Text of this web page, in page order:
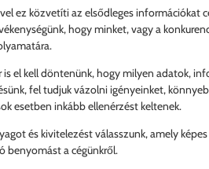
ez közvetíti az elsődleges
hogy minket, vagy a
el kell döntenünk, hogy milyen adatok,
fel tudjuk vázolni igényeinket,
esetben inkább ellenérzést keltenek.
és kivitelezést válasszunk, amely
benyomást a cégünkről.